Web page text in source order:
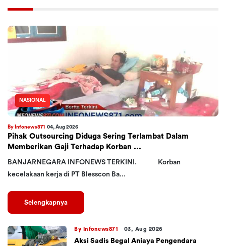
NASIONAL
By Infonews871 04, Aug 2026
Pihak Outsourcing Diduga Sering Terlambat Dalam
Memberikan Gaji Terhadap Korban ...
BANJARNEGARA INFONEWS TERKINI. Korban
kecelakaan kerja di PT Blesscon Ba...
Selengkapnya
By Infonews871 03, Aug 2026
Aksi Sadis Begal Aniaya Pengendara